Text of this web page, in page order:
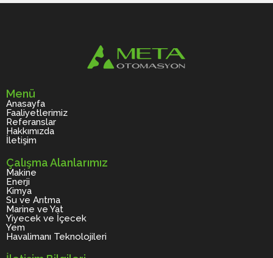
Menü
Anasayfa
Faaliyetlerimiz
Referanslar
Hakkımızda
İletişim
Çalışma Alanlarımız
Makine
Enerji
Kimya
Su ve Arıtma
Marine ve Yat
Yiyecek ve İçecek
Yem
Havalimanı Teknolojileri